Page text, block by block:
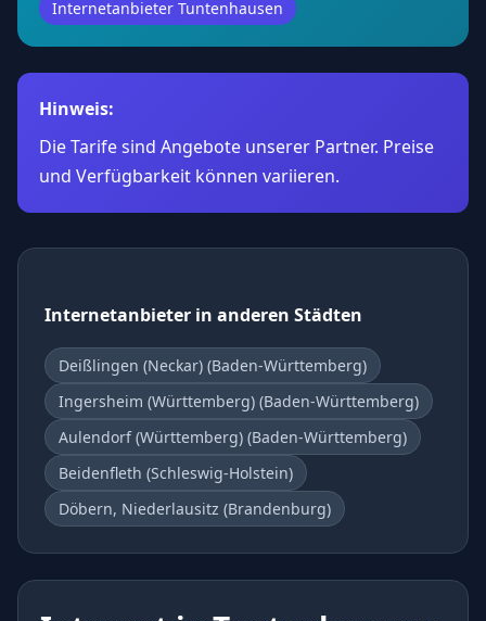
Internetanbieter Tuntenhausen
Hinweis:
Die Tarife sind Angebote unserer Partner. Preise
und Verfügbarkeit können variieren.
Internetanbieter in anderen Städten
Deißlingen (Neckar) (Baden-Württemberg)
Ingersheim (Württemberg) (Baden-Württemberg)
Aulendorf (Württemberg) (Baden-Württemberg)
Beidenfleth (Schleswig-Holstein)
Döbern, Niederlausitz (Brandenburg)